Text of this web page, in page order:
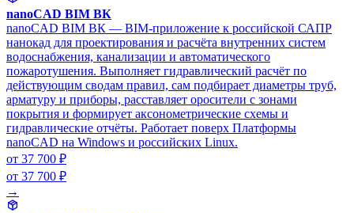
nanoCAD BIM ВК
nanoCAD BIM ВК — BIM-приложение к российской САПР
нанокад для проектирования и расчёта внутренних систем
водоснабжения, канализации и автоматического
пожаротушения. Выполняет гидравлический расчёт по
действующим сводам правил, сам подбирает диаметры труб,
арматуру и приборы, расставляет оросители с зонами
покрытия и формирует аксонометрические схемы и
гидравлические отчёты. Работает поверх Платформы
nanoCAD на Windows и российских Linux.
от 37 700 ₽
от 37 700 ₽
→